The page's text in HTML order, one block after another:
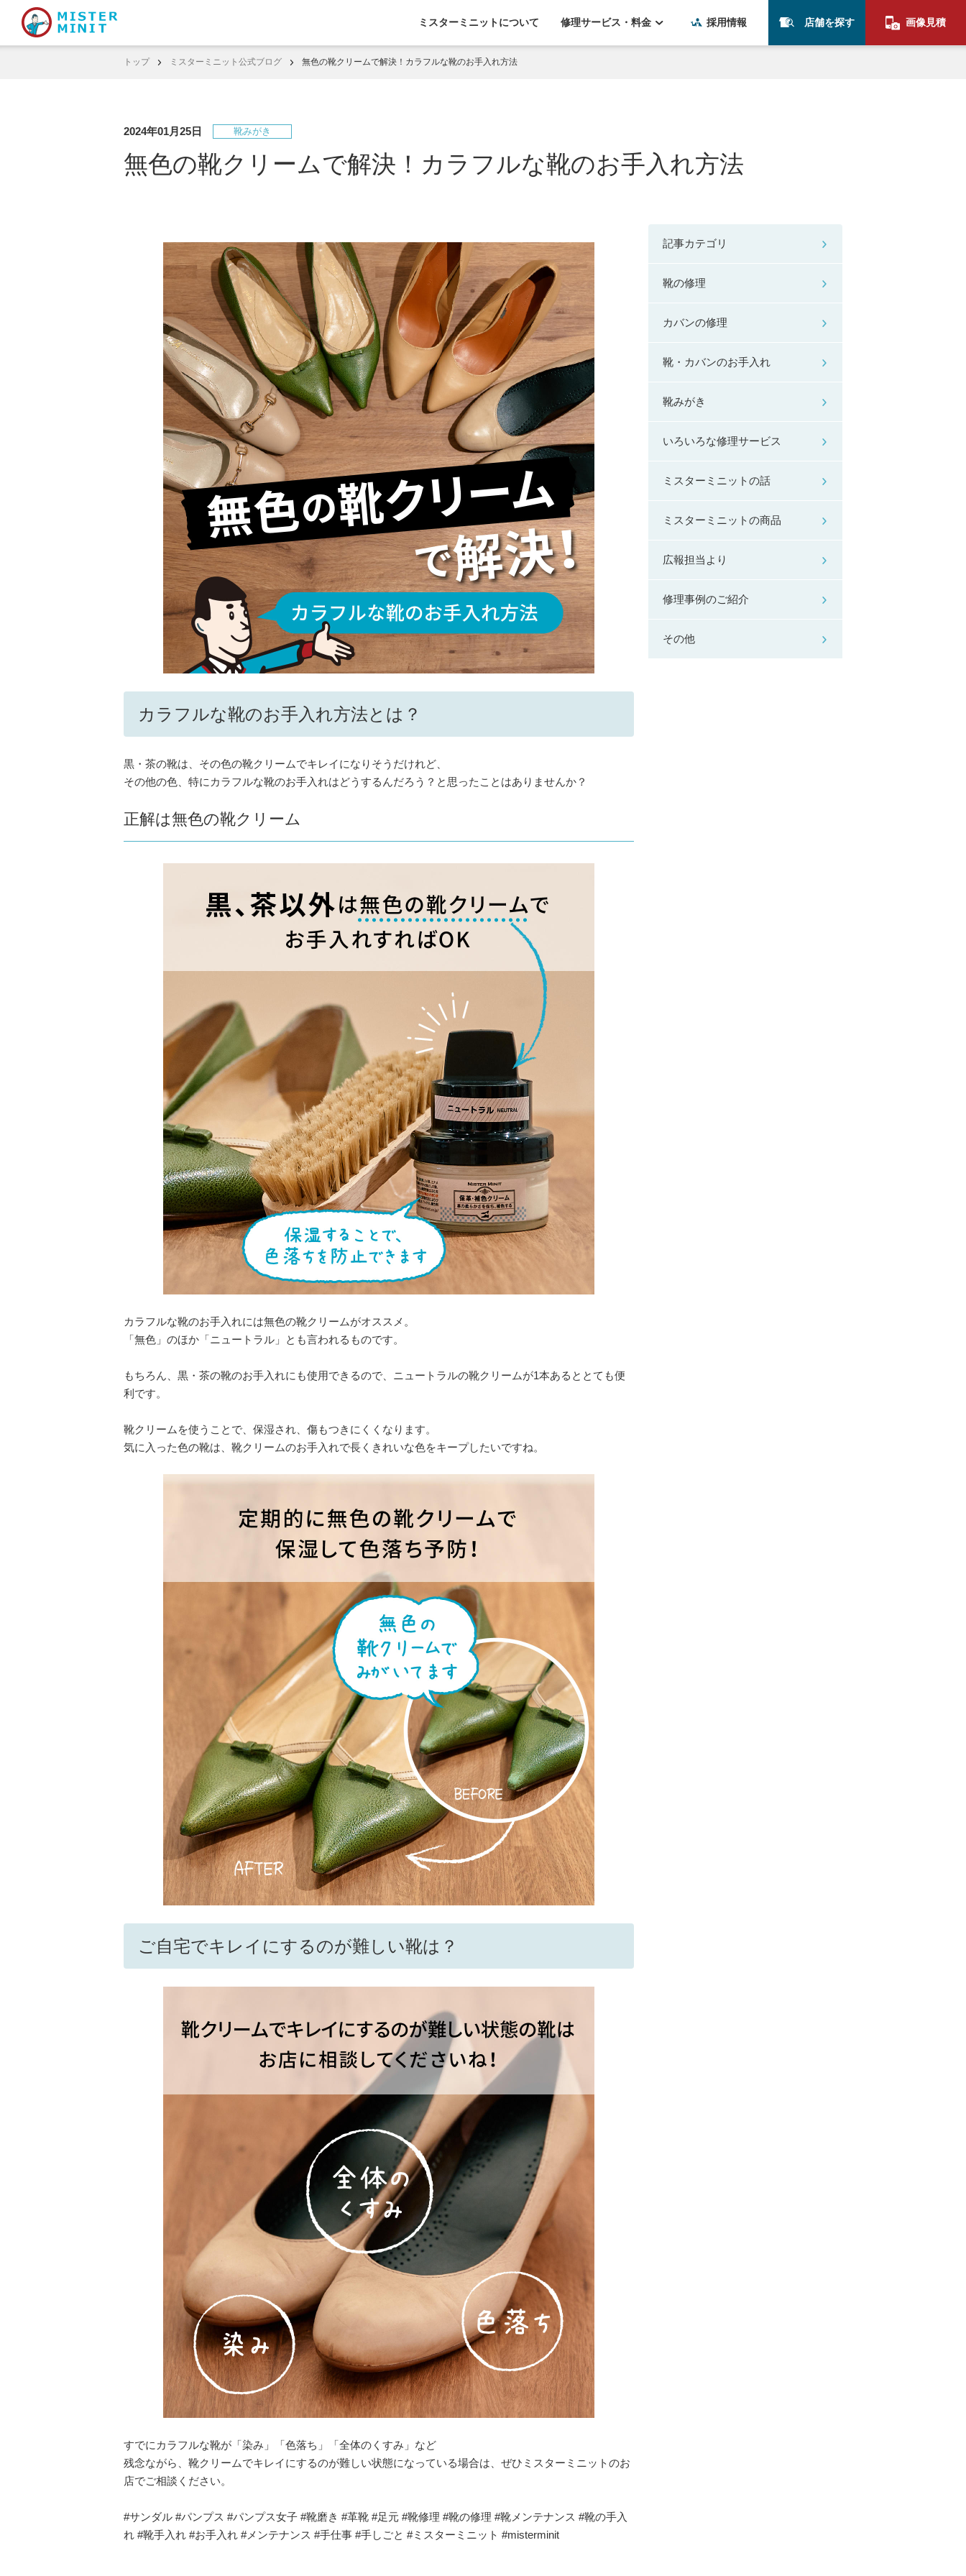
ミスターミニットについて 修理サービス・料金 採用情報 店舗を探す 画像見積
トップ ミスターミニット公式ブログ 無色の靴クリームで解決！カラフルな靴のお手入れ方法
2024年01月25日 靴みがき
無色の靴クリームで解決！カラフルな靴のお手入れ方法
カラフルな靴のお手入れ方法とは？
黒・茶の靴は、その色の靴クリームでキレイになりそうだけれど、
その他の色、特にカラフルな靴のお手入れはどうするんだろう？と思ったことはありませんか？
正解は無色の靴クリーム
カラフルな靴のお手入れには無色の靴クリームがオススメ。
「無色」のほか「ニュートラル」とも言われるものです。
もちろん、黒・茶の靴のお手入れにも使用できるので、ニュートラルの靴クリームが1本あるととても便
利です。
靴クリームを使うことで、保湿され、傷もつきにくくなります。
気に入った色の靴は、靴クリームのお手入れで長くきれいな色をキープしたいですね。
ご自宅でキレイにするのが難しい靴は？
すでにカラフルな靴が「染み」「色落ち」「全体のくすみ」など
残念ながら、靴クリームでキレイにするのが難しい状態になっている場合は、ぜひミスターミニットのお
店でご相談ください。
#サンダル #パンプス #パンプス女子 #靴磨き #革靴 #足元 #靴修理 #靴の修理 #靴メンテナンス #靴の手入
れ #靴手入れ #お手入れ #メンテナンス #手仕事 #手しごと #ミスターミニット #misterminit
記事カテゴリ
靴の修理
カバンの修理
靴・カバンのお手入れ
靴みがき
いろいろな修理サービス
ミスターミニットの話
ミスターミニットの商品
広報担当より
修理事例のご紹介
その他